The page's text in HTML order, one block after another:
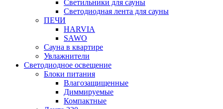
Светильники для сауны
Светодиодная лента для сауны
ПЕЧИ
HARVIA
SAWO
Сауна в квартире
Увлажнители
Светодиодное освещение
Блоки питания
Влагозащищенные
Диммируемые
Компактные